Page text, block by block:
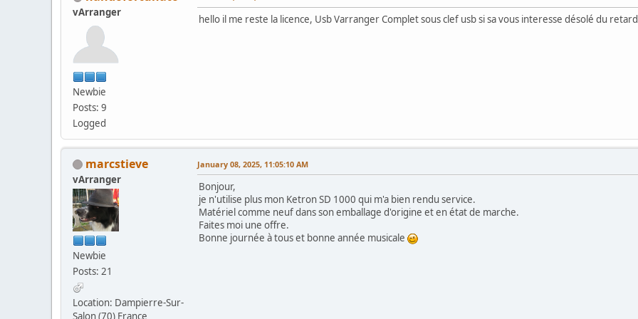
vArranger
Newbie
Posts: 9
Logged
hello il me reste la licence, Usb Varranger Complet sous clef usb si sa vous interesse désolé du retard
marcstieve
vArranger
Newbie
Posts: 21
Location: Dampierre-Sur-
Salon (70) France
January 08, 2025, 11:05:10 AM
Bonjour,
je n'utilise plus mon Ketron SD 1000 qui m'a bien rendu service.
Matériel comme neuf dans son emballage d'origine et en état de marche.
Faites moi une offre.
Bonne journée à tous et bonne année musicale